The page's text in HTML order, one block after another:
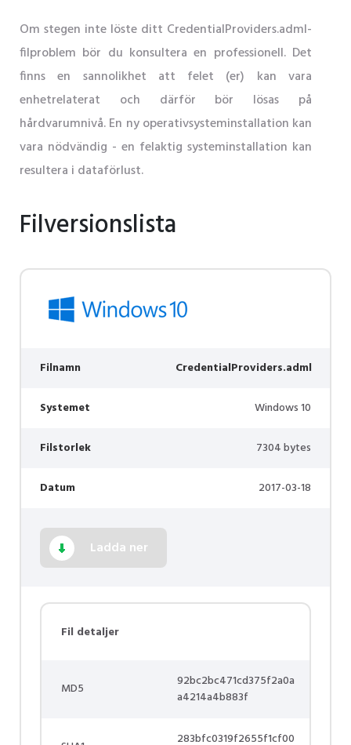
Om stegen inte löste ditt CredentialProviders.adml-
filproblem bör du konsultera en professionell. Det
finns en sannolikhet att felet (er) kan vara
enhetrelaterat och därför bör lösas på
hårdvarumnivå. En ny operativsysteminstallation kan
vara nödvändig - en felaktig systeminstallation kan
resultera i dataförlust.
Filversionslista
Filnamn CredentialProviders.adml
Systemet Windows 10
Filstorlek 7304 bytes
Datum 2017-03-18
Ladda ner
Fil detaljer
MD5
92bc2bc471cd375f2a0a
a4214a4b883f
283bfc0319f2655f1cf00